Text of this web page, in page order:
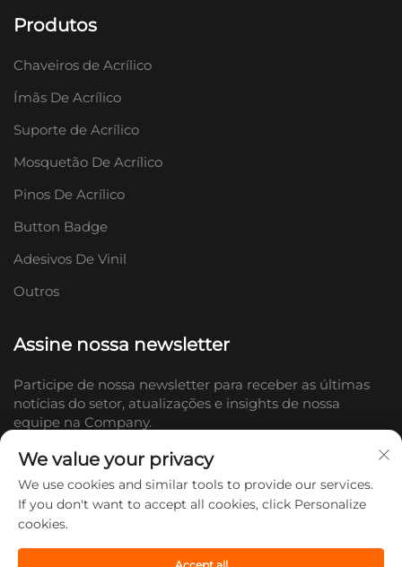
Produtos
Chaveiros de Acrílico
Ímãs De Acrílico
Suporte de Acrílico
Mosquetão De Acrílico
Pinos De Acrílico
Button Badge
Adesivos De Vinil
Outros
Assine nossa newsletter
Participe de nossa newsletter para receber as últimas
notícias do setor, atualizações e insights de nossa
equipe na Company.
Ltd. Todos os direitos reservados. -
We value your privacy
We use cookies and similar tools to provide our services.
If you don't want to accept all cookies, click Personalize
cookies.